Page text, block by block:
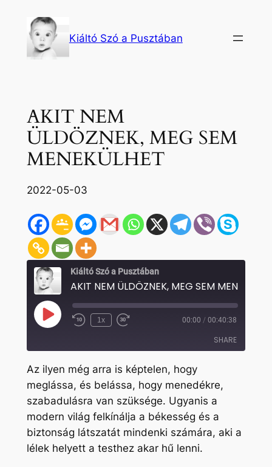
tartalomhoz
Kiáltó Szó a Pusztában
AKIT NEM
ÜLDÖZNEK, MEG SEM
MENEKÜLHET
2022-05-03
Kiáltó Szó a Pusztában
AKIT NEM ÜLDÖZNEK, MEG SEM
Play
Episode Rewind
1x
Fast
seconds
00:00 / 00:40:38
SHARE
SHARE
LINK
EMBED
Az ilyen még arra is képtelen, hogy
meglássa, és belássa, hogy menedékre,
szabadulásra van szüksége. Ugyanis a
modern világ felkínálja a békesség és a
biztonság látszatát mindenki számára, aki a
lélek helyett a testhez akar hű lenni.